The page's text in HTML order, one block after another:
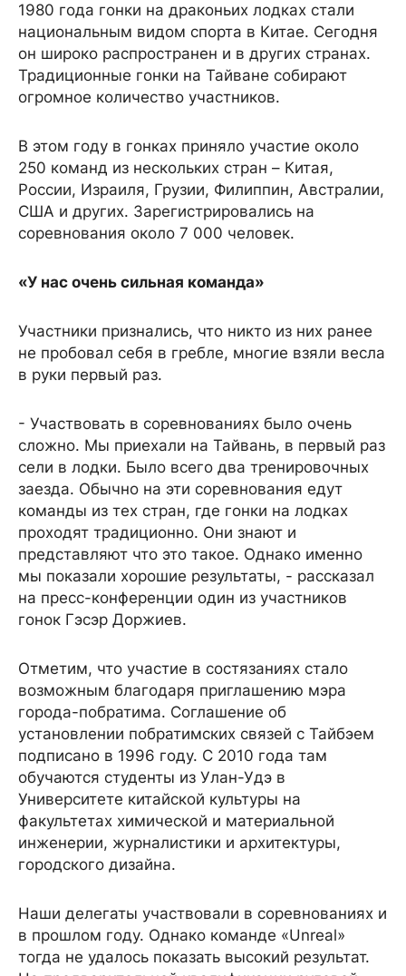
1980 года гонки на драконьих лодках стали
национальным видом спорта в Китае. Сегодня
он широко распространен и в других странах.
Традиционные гонки на Тайване собирают
огромное количество участников.
В этом году в гонках приняло участие около
250 команд из нескольких стран – Китая,
России, Израиля, Грузии, Филиппин, Австралии,
США и других. Зарегистрировались на
соревнования около 7 000 человек.
«У нас очень сильная команда»
Участники признались, что никто из них ранее
не пробовал себя в гребле, многие взяли весла
в руки первый раз.
- Участвовать в соревнованиях было очень
сложно. Мы приехали на Тайвань, в первый раз
сели в лодки. Было всего два тренировочных
заезда. Обычно на эти соревнования едут
команды из тех стран, где гонки на лодках
проходят традиционно. Они знают и
представляют что это такое. Однако именно
мы показали хорошие результаты, - рассказал
на пресс-конференции один из участников
гонок Гэсэр Доржиев.
Отметим, что участие в состязаниях стало
возможным благодаря приглашению мэра
города-побратима. Соглашение об
установлении побратимских связей с Тайбэем
подписано в 1996 году. С 2010 года там
обучаются студенты из Улан-Удэ в
Университете китайской культуры на
факультетах химической и материальной
инженерии, журналистики и архитектуры,
городского дизайна.
Наши делегаты участвовали в соревнованиях и
в прошлом году. Однако команде «Unreal»
тогда не удалось показать высокий результат.